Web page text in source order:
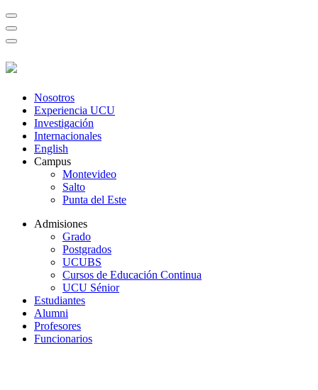
Nosotros
Experiencia UCU
Investigación
Internacionales
English
Campus
Montevideo
Salto
Punta del Este
Admisiones
Grado
Postgrados
UCUBS
Cursos de Educación Continua
UCU Sénior
Estudiantes
Alumni
Profesores
Funcionarios